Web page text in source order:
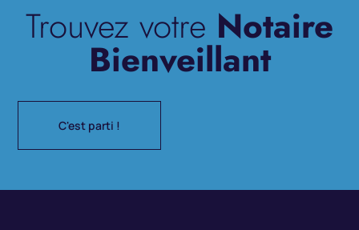
Trouvez votre Notaire
Bienveillant
C'est parti !